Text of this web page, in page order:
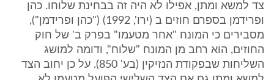
צד למשא ומתן, אפילו לא היה זה בבחינת שלוחו. כהן
ופרידמן בספרם חוזים ב (ירו', 1992) ("כהן ופרידמן"),
מסבירים כי המונח "אחר מטעמו" בפרק ב' של חוק
החוזים, הוא רחב מן המונח "שלוח", ודומה למושג
השליחות שבפקודת הנזיקין (בע' 850). על כן יחוב הצד